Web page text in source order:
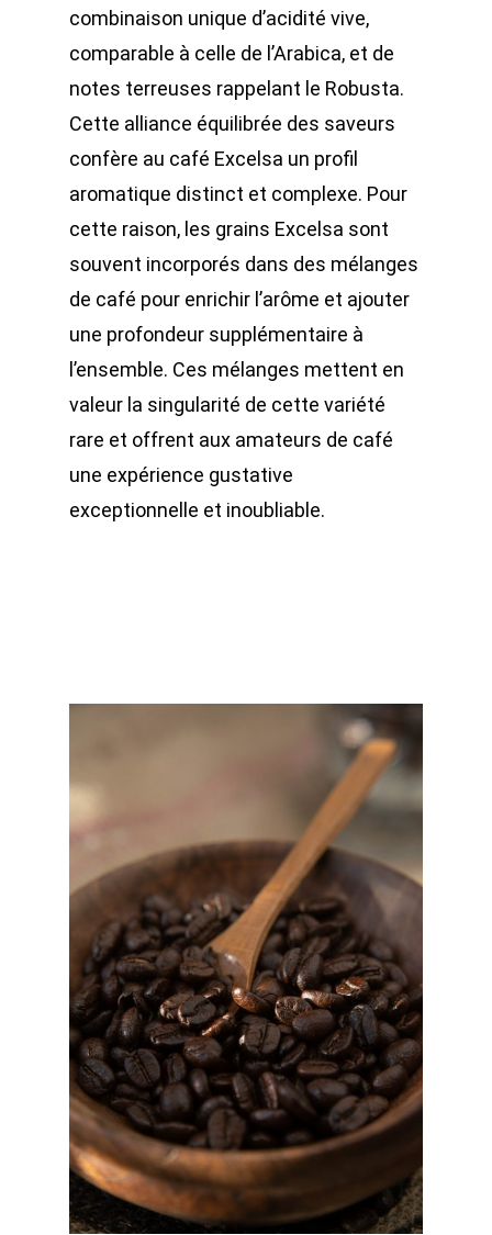
combinaison unique d’acidité vive,
comparable à celle de l’Arabica, et de
notes terreuses rappelant le Robusta.
Cette alliance équilibrée des saveurs
confère au café Excelsa un profil
aromatique distinct et complexe. Pour
cette raison, les grains Excelsa sont
souvent incorporés dans des mélanges
de café pour enrichir l’arôme et ajouter
une profondeur supplémentaire à
l’ensemble. Ces mélanges mettent en
valeur la singularité de cette variété
rare et offrent aux amateurs de café
une expérience gustative
exceptionnelle et inoubliable.